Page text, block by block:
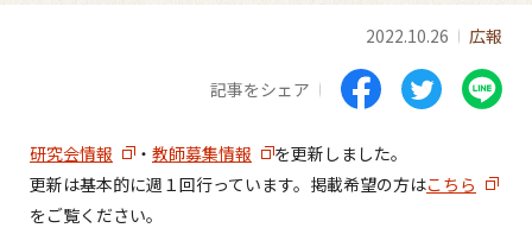
2022.10.26 広報
記事をシェア
研究会情報 ・ 教師募集情報
を更新しました。
更新は基本的に週１回行っています。掲載希望の方はこちら
をご覧ください。